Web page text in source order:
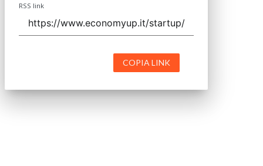
RSS link
COPIA LINK